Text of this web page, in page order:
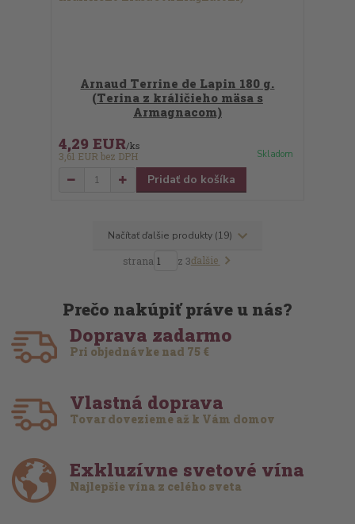
Arnaud Terrine de Lapin 180 g.
(Terina z králičieho mäsa s
Armagnacom)
4,29 EUR/ks
3,61 EUR bez DPH Skladom
Pridať do košíka
Načítať ďalšie produkty (19)
strana z 3ďalšie
Prečo nakúpiť práve u nás?
Doprava zadarmo
Pri objednávke nad 75 €
Vlastná doprava
Tovar dovezieme až k Vám domov
Exkluzívne svetové vína
Najlepšie vína z celého sveta